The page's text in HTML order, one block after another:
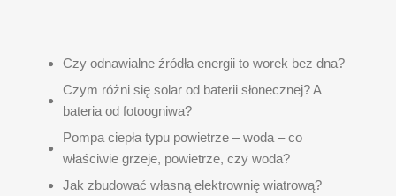
Czy odnawialne źródła energii to worek bez dna?
Czym różni się solar od baterii słonecznej? A
bateria od fotoogniwa?
Pompa ciepła typu powietrze – woda – co
właściwie grzeje, powietrze, czy woda?
Jak zbudować własną elektrownię wiatrową?